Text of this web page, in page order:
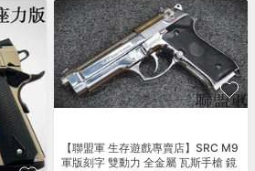
【聯盟軍 生存遊戲專賣店】SRC M9
軍版刻字 雙動力 全金屬 瓦斯手槍 鏡